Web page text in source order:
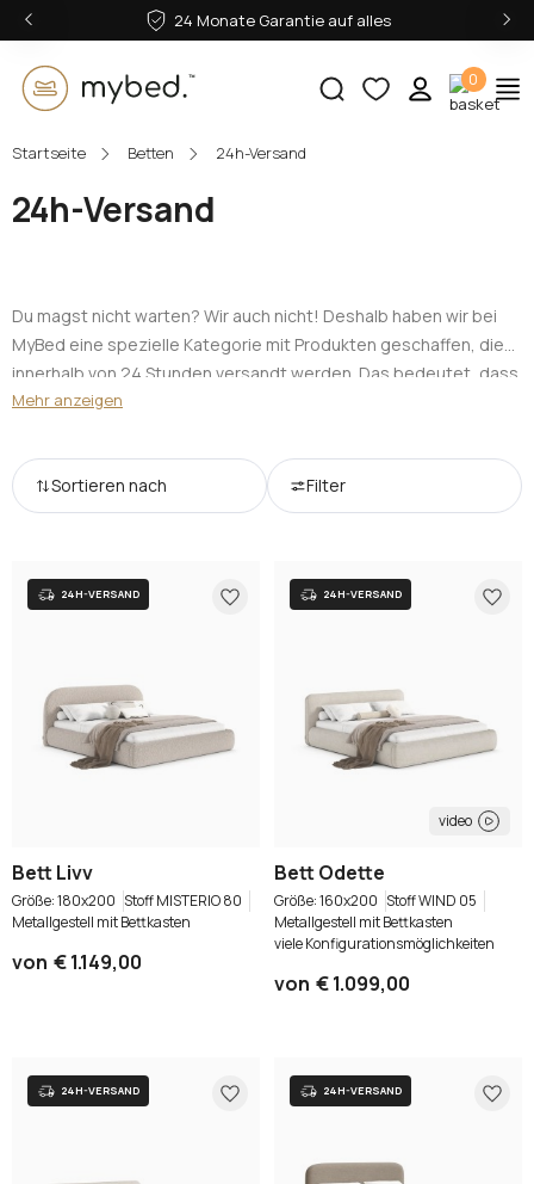
24 Monate Garantie auf alles
‹ ›
0
Startseite Betten 24h-Versand
E-Mail:
Sie haben noch kein Konto?
24h-Versand
Du magst nicht warten? Wir auch nicht! Deshalb haben wir bei
MyBed eine spezielle Kategorie mit Produkten geschaffen, die
innerhalb von 24 Stunden versandt werden. Das bedeutet, dass
dein Traumbett schneller bei dir sein kann, als du denkst! Wähle
Mehr anzeigen
Sortieren nach Filter
Bett Livv
180x200 Stoff MISTERIO 80
Metallgestell mit Bettkasten
von € 1.149,00
video
Bett Odette
160x200 Stoff WIND 05
Metallgestell mit Bettkasten
viele Konfigurationsmöglichkeiten
von € 1.099,00